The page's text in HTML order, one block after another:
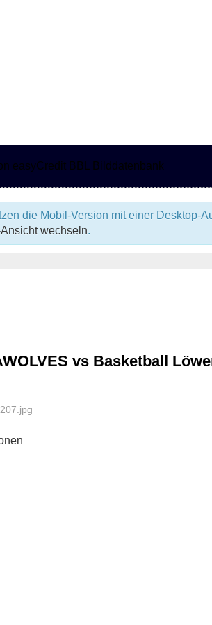
die Mobil-Version mit einer Desktop-
wechseln.
vs Basketball